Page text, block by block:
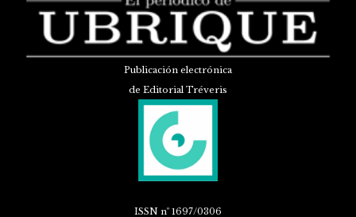
Publicación electrónica
de Editorial Tréveris
ISSN nº 1697/0306